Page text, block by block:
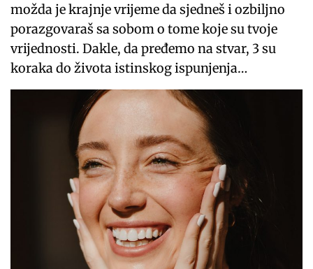
možda je krajnje vrijeme da sjedneš i ozbiljno
porazgovaraš sa sobom o tome koje su tvoje
vrijednosti. Dakle, da pređemo na stvar, 3 su
koraka do života istinskog ispunjenja…